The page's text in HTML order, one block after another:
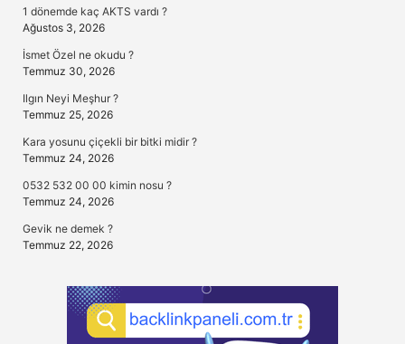
1 dönemde kaç AKTS vardı ?
Ağustos 3, 2026
İsmet Özel ne okudu ?
Temmuz 30, 2026
Ilgın Neyi Meşhur ?
Temmuz 25, 2026
Kara yosunu çiçekli bir bitki midir ?
Temmuz 24, 2026
0532 532 00 00 kimin nosu ?
Temmuz 24, 2026
Gevik ne demek ?
Temmuz 22, 2026